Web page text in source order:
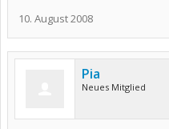
10. August 2008
Pia
Neues Mitglied